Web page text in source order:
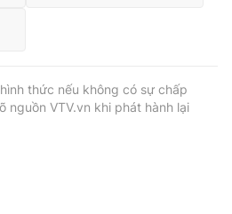
thức nếu không có sự chấp
nguồn VTV.vn khi phát hành lại